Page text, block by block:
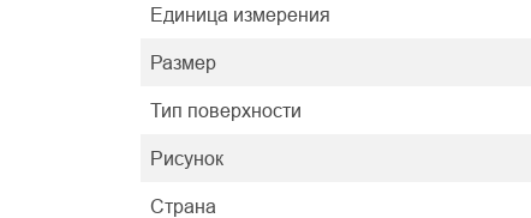
Единица измерения
Размер
Тип поверхности
Рисунок
Страна